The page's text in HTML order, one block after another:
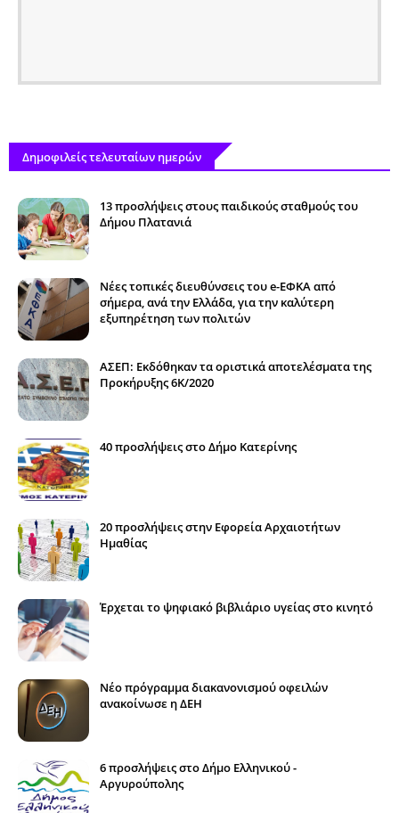
Δημοφιλείς τελευταίων ημερών
13 προσλήψεις στους παιδικούς σταθμούς του
Δήμου Πλατανιά
Νέες τοπικές διευθύνσεις του e-ΕΦΚΑ από
σήμερα, ανά την Ελλάδα, για την καλύτερη
εξυπηρέτηση των πολιτών
ΑΣΕΠ: Εκδόθηκαν τα οριστικά αποτελέσματα της
Προκήρυξης 6Κ/2020
40 προσλήψεις στο Δήμο Κατερίνης
20 προσλήψεις στην Εφορεία Αρχαιοτήτων
Ημαθίας
Έρχεται το ψηφιακό βιβλιάριο υγείας στο κινητό
Νέο πρόγραμμα διακανονισμού οφειλών
ανακοίνωσε η ΔΕΗ
6 προσλήψεις στο Δήμο Ελληνικού -
Αργυρούπολης